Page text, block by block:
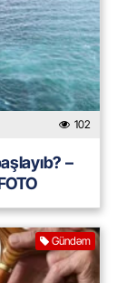
102
–
Gündəm